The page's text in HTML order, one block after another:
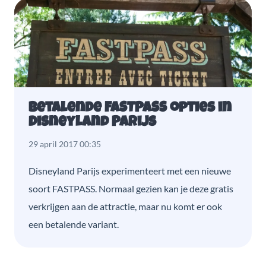
Betalende FASTPASS opties in
Disneyland Parijs
29 april 2017 00:35
Disneyland Parijs experimenteert met een nieuwe
soort FASTPASS. Normaal gezien kan je deze gratis
verkrijgen aan de attractie, maar nu komt er ook
een betalende variant.